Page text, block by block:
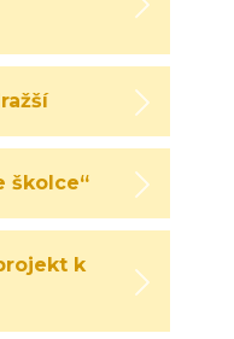
školce“
k